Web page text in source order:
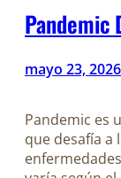
Pandemic
mayo 23, 2026
Pandemic es
que desafía a